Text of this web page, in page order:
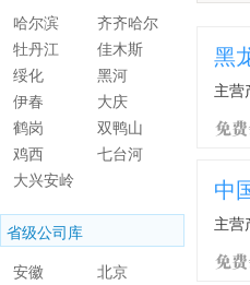
黑
主营
中
主营
哈尔滨
齐齐哈尔
牡丹江
佳木斯
绥化
黑河
伊春
大庆
鹤岗
双鸭山
鸡西
七台河
大兴安岭
省级公司库
安徽
北京